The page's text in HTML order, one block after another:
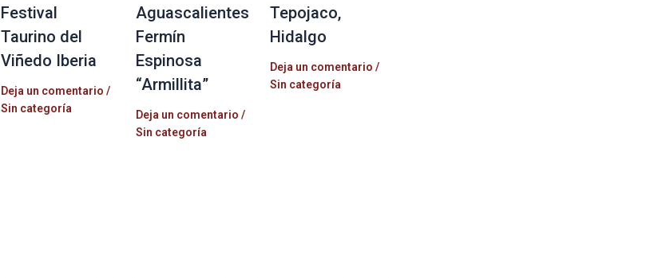
Festival
Taurino del
Viñedo Iberia
Deja un comentario /
Sin categoría
Aguascalientes
Fermín
Espinosa
“Armillita”
Deja un comentario /
Sin categoría
Tepojaco,
Hidalgo
Deja un comentario /
Sin categoría